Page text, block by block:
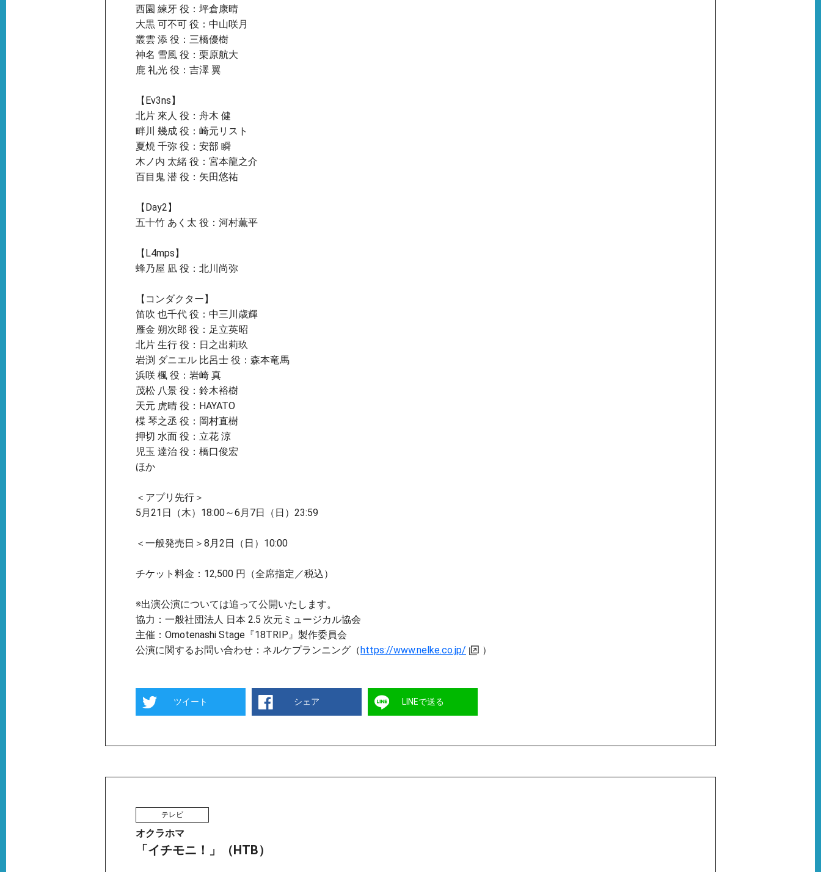
西園 練牙 役：坪倉康晴
大黒 可不可 役：中山咲月
叢雲 添 役：三橋優樹
神名 雪風 役：栗原航大
鹿 礼光 役：吉澤 翼
【Ev3ns】
北片 來人 役：舟木 健
畔川 幾成 役：崎元リスト
夏焼 千弥 役：安部 瞬
木ノ内 太緒 役：宮本龍之介
百目鬼 潜 役：矢田悠祐
【Day2】
五十竹 あく太 役：河村薫平
【L4mps】
蜂乃屋 凪 役：北川尚弥
【コンダクター】
笛吹 也千代 役：中三川歳輝
雁金 朔次郎 役：足立英昭
北片 生行 役：日之出莉玖
岩渕 ダニエル 比呂士 役：森本竜馬
浜咲 楓 役：岩崎 真
茂松 八景 役：鈴木裕樹
天元 虎晴 役：HAYATO
楪 琴之丞 役：岡村直樹
押切 水面 役：立花 涼
児玉 達治 役：橋口俊宏
ほか
＜アプリ先行＞
5月21日（木）18:00～6月7日（日）23:59
＜一般発売日＞8月2日（日）10:00
チケット料金：12,500 円（全席指定／税込）
※出演公演については追って公開いたします。
協力：一般社団法人 日本 2.5 次元ミュージカル協会
主催：Omotenashi Stage『18TRIP』製作委員会
公演に関するお問い合わせ：ネルケプランニング（https://www.nelke.co.jp/ ）
ツイート シェア LINEで送る
テレビ
オクラホマ
「イチモニ！」（HTB）